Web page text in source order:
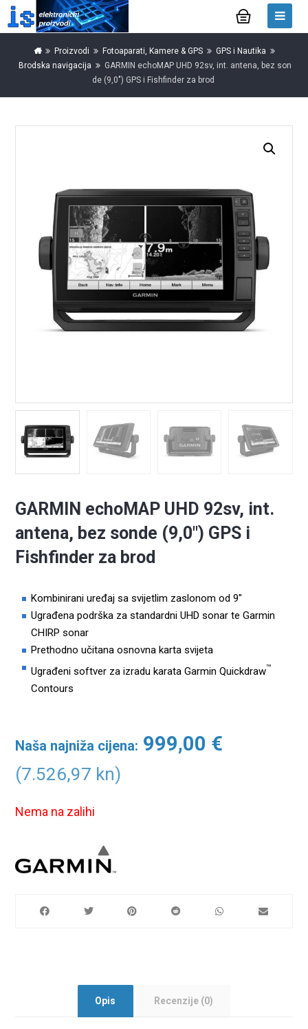
Proizvodi Fotoaparati, Kamere & GPS
GPS i Nautika
Brodska navigacija
GARMIN echoMAP UHD 92sv, int. antena, bez son
de (9,0") GPS i Fishfinder za brod
GARMIN echoMAP UHD 92sv, int.
antena, bez sonde (9,0″) GPS i
Fishfinder za brod
Kombinirani uređaj sa svijetlim zaslonom od 9″
Ugrađena podrška za standardni UHD sonar te Garmin
CHIRP sonar
Prethodno učitana osnovna karta svijeta
Ugrađeni softver za izradu karata Garmin Quickdraw™
Contours
Naša najniža cijena: 999,00 €
(7.526,97 kn)
Nema na zalihi
Opis Recenzije (0)